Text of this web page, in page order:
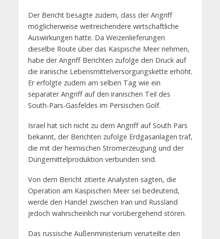
Der Bericht besagte zudem, dass der Angriff
möglicherweise weitreichendere wirtschaftliche
Auswirkungen hatte. Da Weizenlieferungen
dieselbe Route über das Kaspische Meer nehmen,
habe der Angriff Berichten zufolge den Druck auf
die iranische Lebensmittelversorgungskette erhöht.
Er erfolgte zudem am selben Tag wie ein
separater Angriff auf den iranischen Teil des
South-Pars-Gasfeldes im Persischen Golf.
Israel hat sich nicht zu dem Angriff auf South Pars
bekannt, der Berichten zufolge Erdgasanlagen traf,
die mit der heimischen Stromerzeugung und der
Düngemittelproduktion verbunden sind.
Von dem Bericht zitierte Analysten sagten, die
Operation am Kaspischen Meer sei bedeutend,
werde den Handel zwischen Iran und Russland
jedoch wahrscheinlich nur vorübergehend stören.
Das russische Außenministerium verurteilte den